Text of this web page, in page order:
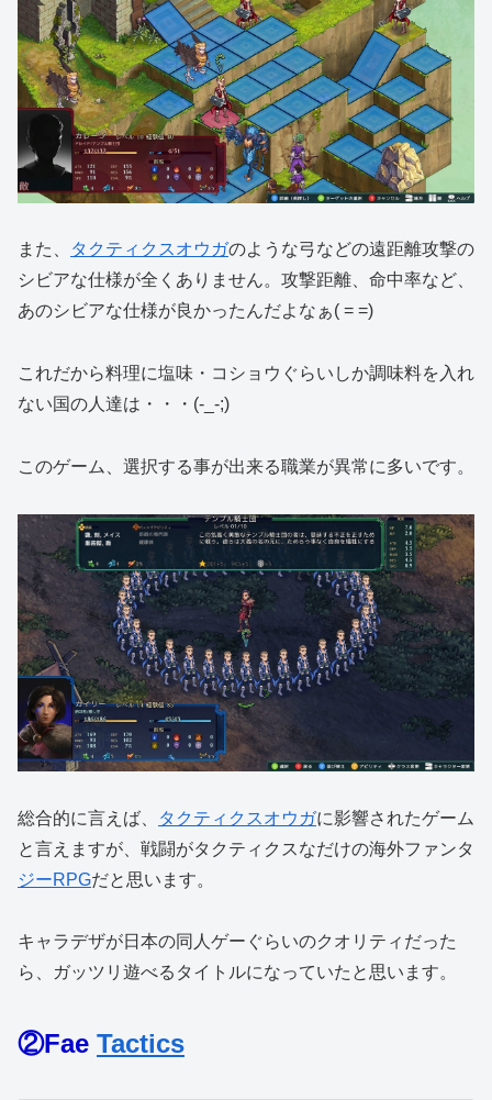
また、 タクティクスオウガのような弓などの遠距離攻撃の
シビアな仕様が全くありません。攻撃距離、命中率など、
あのシビアな仕様が良かったんだよなぁ( = =)
これだから料理に塩味・コショウぐらいしか調味料を入れ
ない国の人達は・・・(-_-;)
このゲーム、選択する事が出来る職業が異常に多いです。
総合的に言えば、 タクティクスオウガに影響されたゲーム
と言えますが、戦闘がタクティクスなだけの海外ファンタ
ジーRPGだと思います。
キャラデザが日本の同人ゲーぐらいのクオリティだった
ら、ガッツリ遊べるタイトルになっていたと思います。
②Fae Tactics